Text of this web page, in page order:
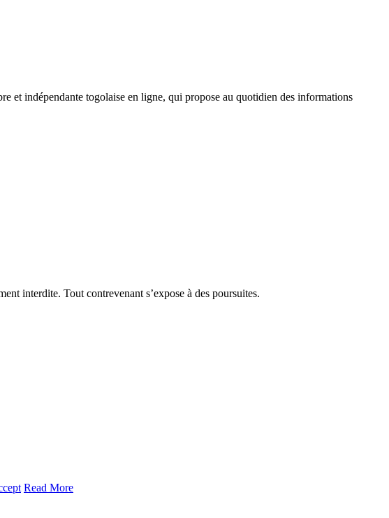
et indépendante togolaise en ligne, qui propose au quotidien des informations
interdite. Tout contrevenant s’expose à des poursuites.
Read More